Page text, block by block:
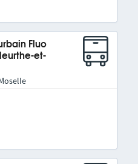
Fluo
et-